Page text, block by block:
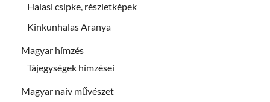
Halasi csipke, részletképek
Kinkunhalas Aranya
Magyar hímzés
Tájegységek hímzései
Magyar naiv művészet